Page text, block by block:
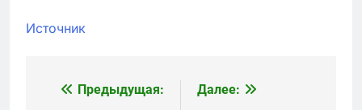
Источник
Навигация
Предыдущая:
Далее: